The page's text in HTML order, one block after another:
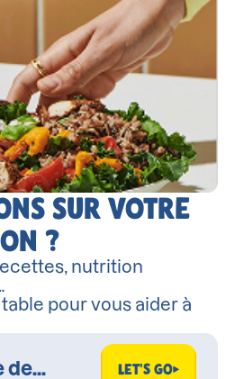
SUR VOTRE
?
nutrition
pour vous aider à
LET'S GO